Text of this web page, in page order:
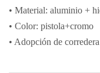
• Material: aluminio +
• Color: pistola+cromo
• Adopción de